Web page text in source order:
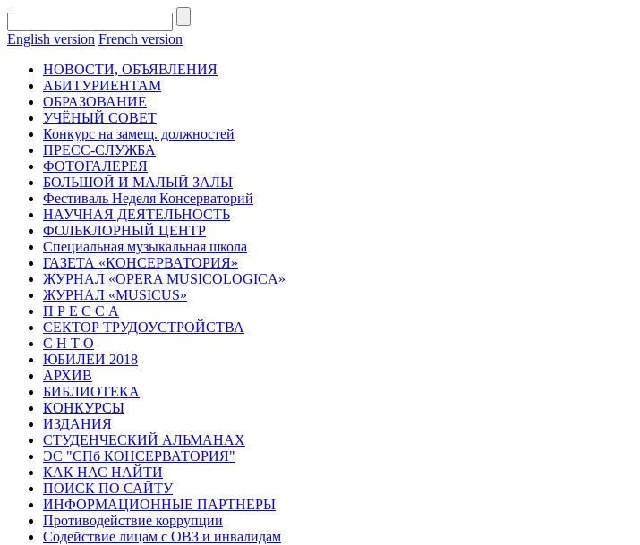
English version French version
НОВОСТИ, ОБЪЯВЛЕНИЯ
АБИТУРИЕНТАМ
ОБРАЗОВАНИЕ
УЧЁНЫЙ СОВЕТ
Конкурс на замещ. должностей
ПРЕСС-СЛУЖБА
ФОТОГАЛЕРЕЯ
БОЛЬШОЙ И МАЛЫЙ ЗАЛЫ
Фестиваль Неделя Консерваторий
НАУЧНАЯ ДЕЯТЕЛЬНОСТЬ
ФОЛЬКЛОРНЫЙ ЦЕНТР
Специальная музыкальная школа
ГАЗЕТА «КОНСЕРВАТОРИЯ»
ЖУРНАЛ «OPERA MUSICOLOGICA»
ЖУРНАЛ «MUSICUS»
П Р Е С С А
СЕКТОР ТРУДОУСТРОЙСТВА
С Н Т О
ЮБИЛЕИ 2018
АРХИВ
БИБЛИОТЕКА
КОНКУРСЫ
ИЗДАНИЯ
СТУДЕНЧЕСКИЙ АЛЬМАНАХ
ЭС "СПб КОНСЕРВАТОРИЯ"
КАК НАС НАЙТИ
ПОИСК ПО САЙТУ
ИНФОРМАЦИОННЫЕ ПАРТНЕРЫ
Противодействие коррупции
Содействие лицам с ОВЗ и инвалидам